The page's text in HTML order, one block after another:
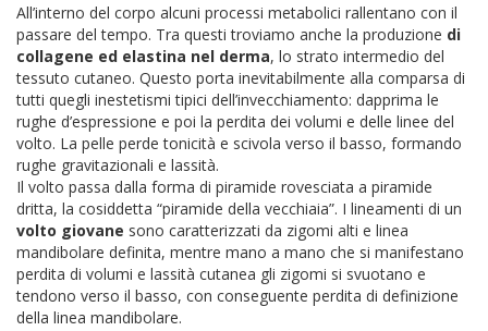
All’interno del corpo alcuni processi metabolici rallentano con il
passare del tempo. Tra questi troviamo anche la produzione di
collagene ed elastina nel derma, lo strato intermedio del
tessuto cutaneo. Questo porta inevitabilmente alla comparsa di
tutti quegli inestetismi tipici dell’invecchiamento: dapprima le
rughe d’espressione e poi la perdita dei volumi e delle linee del
volto. La pelle perde tonicità e scivola verso il basso, formando
rughe gravitazionali e lassità.
Il volto passa dalla forma di piramide rovesciata a piramide
dritta, la cosiddetta “piramide della vecchiaia”. I lineamenti di un
volto giovane sono caratterizzati da zigomi alti e linea
mandibolare definita, mentre mano a mano che si manifestano
perdita di volumi e lassità cutanea gli zigomi si svuotano e
tendono verso il basso, con conseguente perdita di definizione
della linea mandibolare.